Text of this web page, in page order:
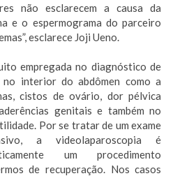
não esclarecem a causa da
e o espermograma do parceiro
esclarece Joji Ueno.
empregada no diagnóstico de
no interior do abdômen como a
cistos de ovário, dor pélvica
genitais e também no
Por se tratar de um exame
a videolaparoscopia é
um procedimento
de recuperação. Nos casos